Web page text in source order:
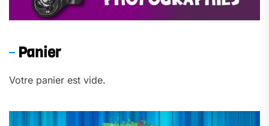
Panier
Votre panier est vide.